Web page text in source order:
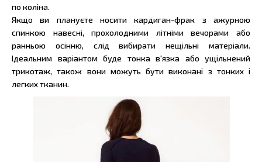
по коліна.
Якщо ви плануєте носити кардиган-фрак з ажурною
спинкою навесні, прохолодними літніми вечорами або
ранньою осінню, слід вибирати нещільні матеріали.
Ідеальним варіантом буде тонка в'язка або ущільнений
трикотаж, також вони можуть бути виконані з тонких і
легких тканин.